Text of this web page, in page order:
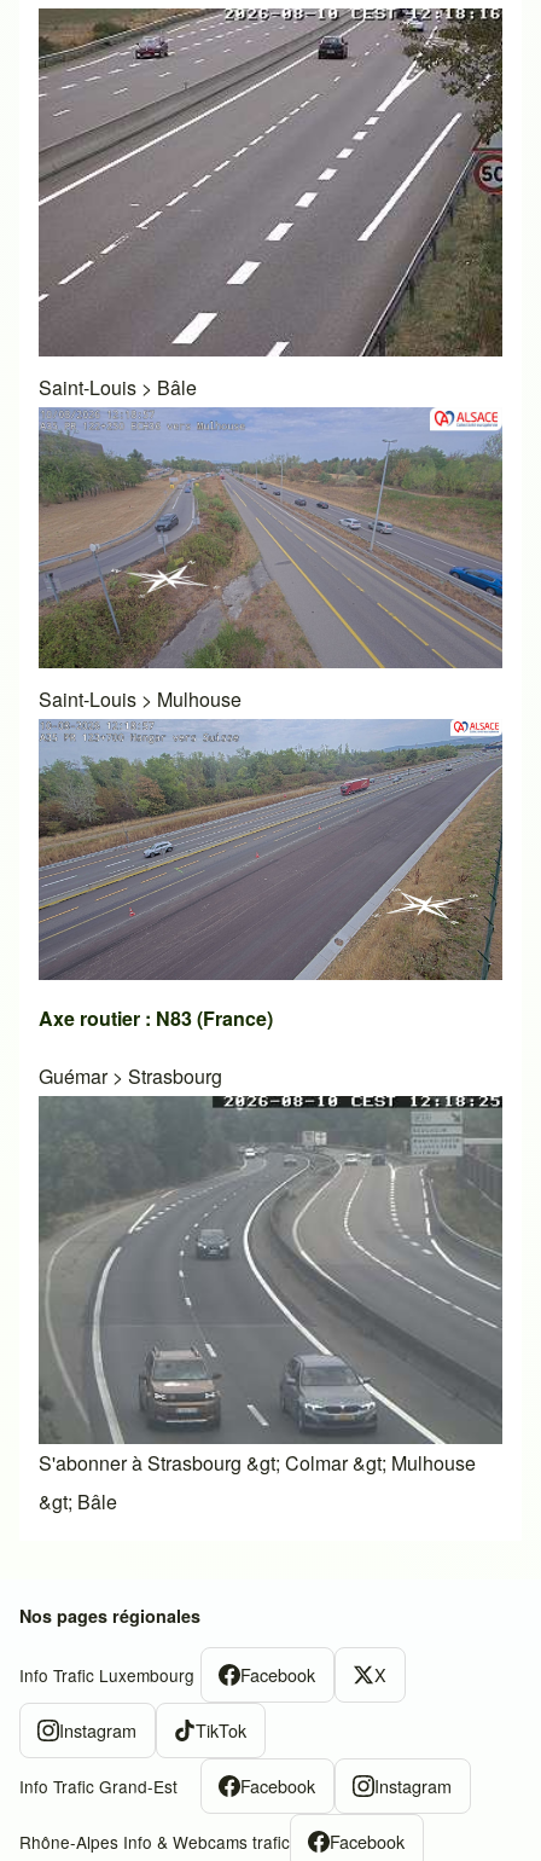
Saint-Louis > Bâle
Saint-Louis > Mulhouse
Axe routier : N83 (France)
Guémar> Strasbourg
S'abonner à Strasbourg &gt; Colmar &gt; Mulhouse
&gt; Bâle
Nos pages régionales
Info Trafic Luxembourg Facebook X
Instagram TikTok
Info Trafic Grand-Est Facebook Instagram
Rhône-Alpes Info & Webcams trafic Facebook